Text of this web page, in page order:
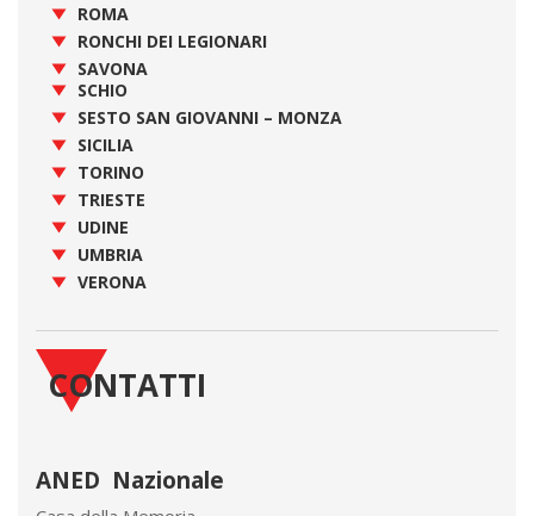
ROMA
RONCHI DEI LEGIONARI
SAVONA
SCHIO
SESTO SAN GIOVANNI – MONZA
SICILIA
TORINO
TRIESTE
UDINE
UMBRIA
VERONA
CONTATTI
ANED Nazionale